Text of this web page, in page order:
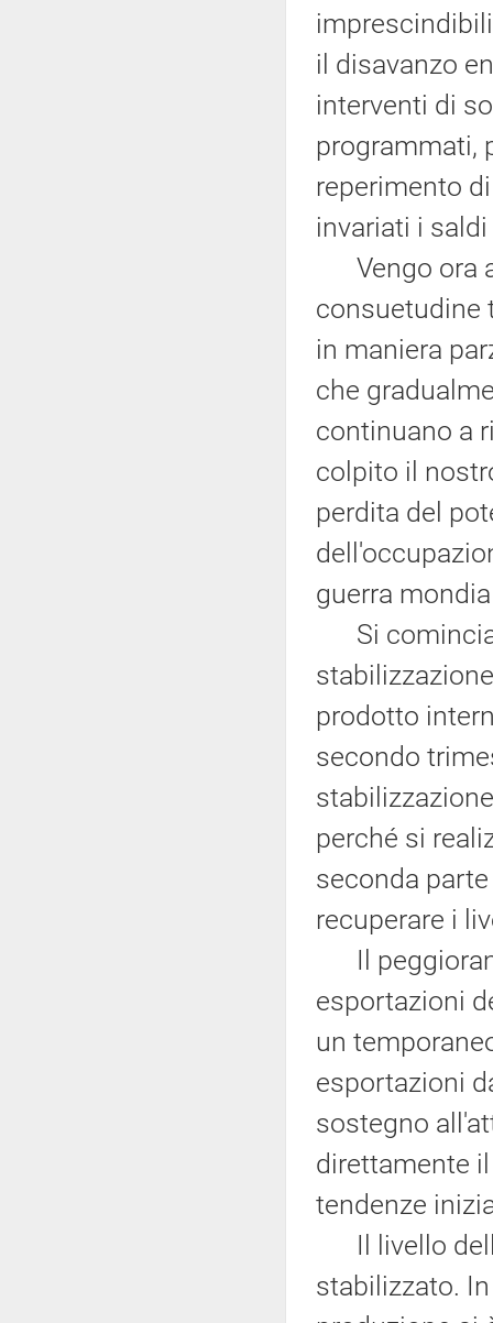
il disavanzo
interventi di
programmati,
reperimento
invariati i
Vengo ora
consuetudine
in maniera
che
continuano a
colpito il
perdita del
guerra
Si
prodotto
secondo
perché si
seconda
recuperare i
Il
esportazioni
un
esportazioni
sostegno
direttamente
tendenze
Il livello
stabilizzato.